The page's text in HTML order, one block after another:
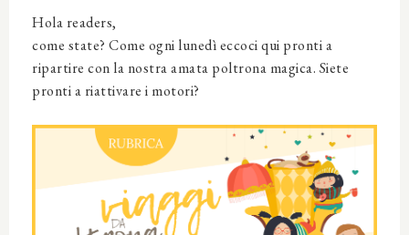
Hola readers,
come state? Come ogni lunedì eccoci qui pronti a
ripartire con la nostra amata poltrona magica. Siete
pronti a riattivare i motori?